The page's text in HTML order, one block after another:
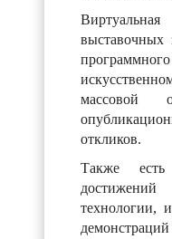
выставочных
массовой
откликов.
Также
технологии,